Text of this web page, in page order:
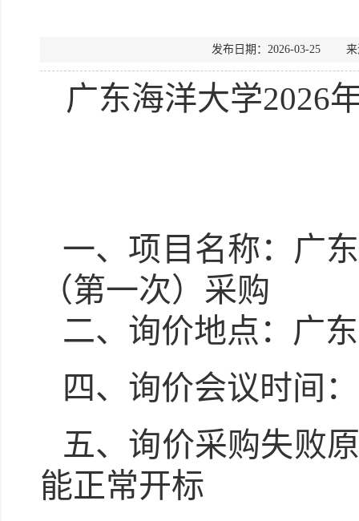
发布日期：2026-03-25 来
广东海洋大学2026
一、项目名称： 广
（第一次）采购
二、询价地点：广
四、询价会议时间：
五、询价采购失败
能正常开标